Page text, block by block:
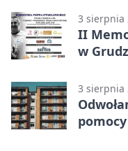
3 sierpnia
II
w
3 sierpnia